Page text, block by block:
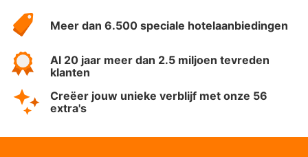
HotelSpecials
Meer dan 6.500 speciale hotelaanbiedingen
Al 20 jaar meer dan 2.5 miljoen tevreden
klanten
Creëer jouw unieke verblijf met onze 56
extra's